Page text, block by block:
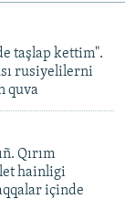
taşlap kettim".
rusiyelilerni
quva
Qırım
hainligi
içinde